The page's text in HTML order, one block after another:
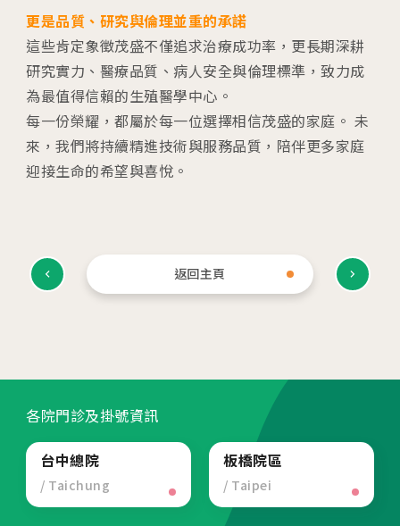
2026.01.22
2026茂盛醫院全台巡迴好孕講座
2026.01.01
2026茂盛醫院講座《每月好孕講座》
茂盛醫院生殖醫學中心
其他相關
人才招募
聯絡我們
隱私權與資安政策
更是品質、研究與倫理並重的承諾
這些肯定象徵茂盛不僅追求治療成功率，更長期深耕
研究實力、醫療品質、病人安全與倫理標準，致力成
為最值得信賴的生殖醫學中心。
每一份榮耀，都屬於每一位選擇相信茂盛的家庭。 未
來，我們將持續精進技術與服務品質，陪伴更多家庭
迎接生命的希望與喜悅。
返回主頁
各院門診及掛號資訊
台中總院
/ Taichung
板橋院區
/ Taipei